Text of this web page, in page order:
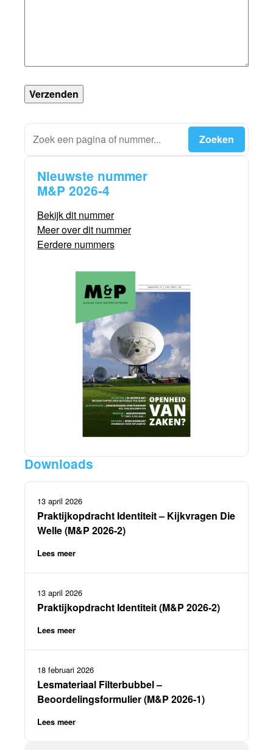
Verzenden
Nieuwste nummer
M&P 2026-4
Bekijk dit nummer
Meer over dit nummer
Eerdere nummers
Downloads
13 april 2026
Praktijkopdracht Identiteit – Kijkvragen Die
Welle (M&P 2026-2)
Lees meer
13 april 2026
Praktijkopdracht Identiteit (M&P 2026-2)
Lees meer
18 februari 2026
Lesmateriaal Filterbubbel –
Beoordelingsformulier (M&P 2026-1)
Lees meer